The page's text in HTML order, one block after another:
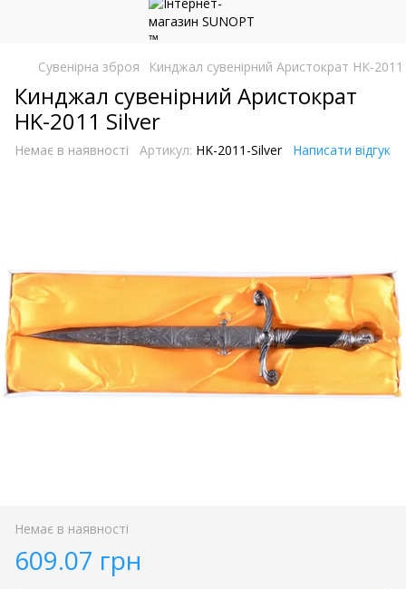
Сувенірна зброя Кинджал сувенірний Аристократ HK-2011
Кинджал сувенірний Аристократ
HK-2011 Silver
Немає в наявності Артикул: HK-2011-Silver Написати відгук
Немає в наявності
609.07 грн